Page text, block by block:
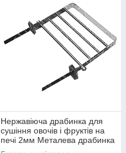
Нержавіюча драбинка для
сушіння овочів і фруктів на
печі 2мм Металева драбинка
сушка з нержавійки для печі